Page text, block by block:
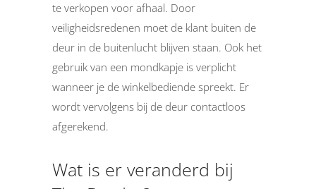
te verkopen voor afhaal. Door
veiligheidsredenen moet de klant buiten de
deur in de buitenlucht blijven staan. Ook het
gebruik van een mondkapje is verplicht
wanneer je de winkelbediende spreekt. Er
wordt vervolgens bij de deur contactloos
afgerekend.
Wat is er veranderd bij